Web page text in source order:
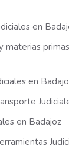
en
materias
en
en Badajoz